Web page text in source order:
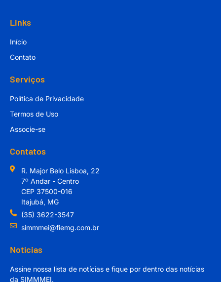
Links
Início
Contato
Serviços
Política de Privacidade
Termos de Uso
Associe-se
Contatos
R. Major Belo Lisboa, 22
7º Andar - Centro
CEP 37500-016
Itajubá, MG
(35) 3622-3547
simmmei@fiemg.com.br
Notícias
Assine nossa lista de notícias e fique por dentro das notícias
da SIMMMEI.